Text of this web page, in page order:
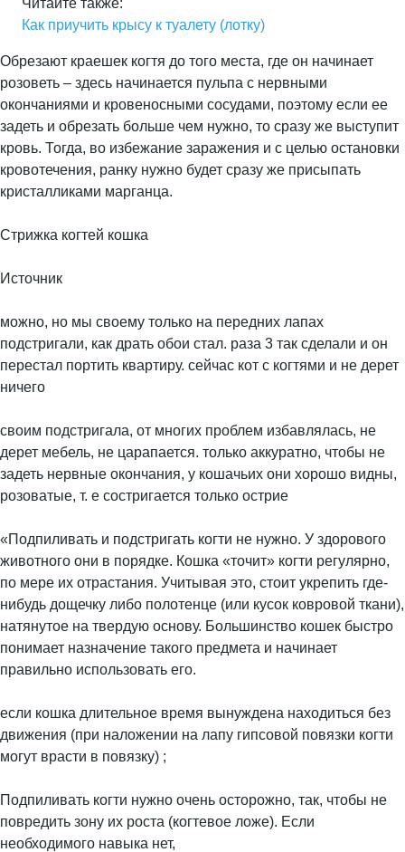
Читайте также:
Как приучить крысу к туалету (лотку)
Обрезают краешек когтя до того места, где он начинает
розоветь – здесь начинается пульпа с нервными
окончаниями и кровеносными сосудами, поэтому если ее
задеть и обрезать больше чем нужно, то сразу же выступит
кровь. Тогда, во избежание заражения и с целью остановки
кровотечения, ранку нужно будет сразу же присыпать
кристалликами марганца.
Стрижка когтей кошка
Источник
можно, но мы своему только на передних лапах
подстригали, как драть обои стал. раза 3 так сделали и он
перестал портить квартиру. сейчас кот с когтями и не дерет
ничего
своим подстригала, от многих проблем избавлялась, не
дерет мебель, не царапается. только аккуратно, чтобы не
задеть нервные окончания, у кошачьих они хорошо видны,
розоватые, т. е состригается только острие
«Подпиливать и подстригать когти не нужно. У здорового
животного они в порядке. Кошка «точит» когти регулярно,
по мере их отрастания. Учитывая это, стоит укрепить где-
нибудь дощечку либо полотенце (или кусок ковровой ткани),
натянутое на твердую основу. Большинство кошек быстро
понимает назначение такого предмета и начинает
правильно использовать его.
если кошка длительное время вынуждена находиться без
движения (при наложении на лапу гипсовой повязки когти
могут врасти в повязку) ;
Подпиливать когти нужно очень осторожно, так, чтобы не
повредить зону их роста (когтевое ложе). Если
необходимого навыка нет,